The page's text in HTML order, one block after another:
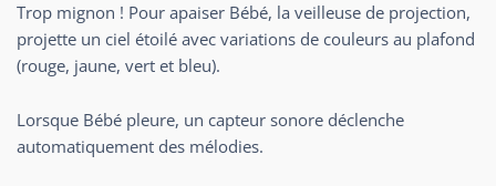
Trop mignon ! Pour apaiser Bébé, la veilleuse de projection,
projette un ciel étoilé avec variations de couleurs au plafond
(rouge, jaune, vert et bleu).
Lorsque Bébé pleure, un capteur sonore déclenche
automatiquement des mélodies.